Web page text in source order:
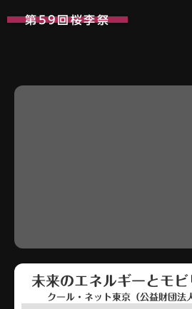
第59回桜李祭
未来のエネルギーとモ
クール・ネット東京（公益財団法